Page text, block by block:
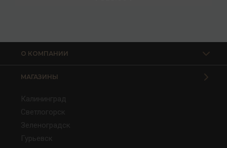
О КОМПАНИИ
МАГАЗИНЫ
Калининград
Светлогорск
Зеленоградск
Гурьевск